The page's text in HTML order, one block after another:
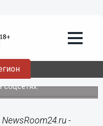
на
соцсетях.
-